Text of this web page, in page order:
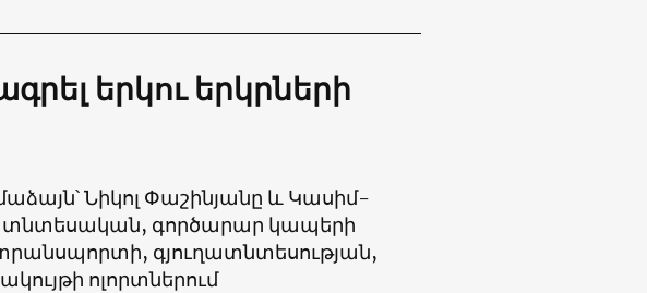
երկու երկրների
Նիկոլ Փաշինյանը և Կասիմ-
գործարար կապերի
գյուղատնտեսության,
ոլորտներում